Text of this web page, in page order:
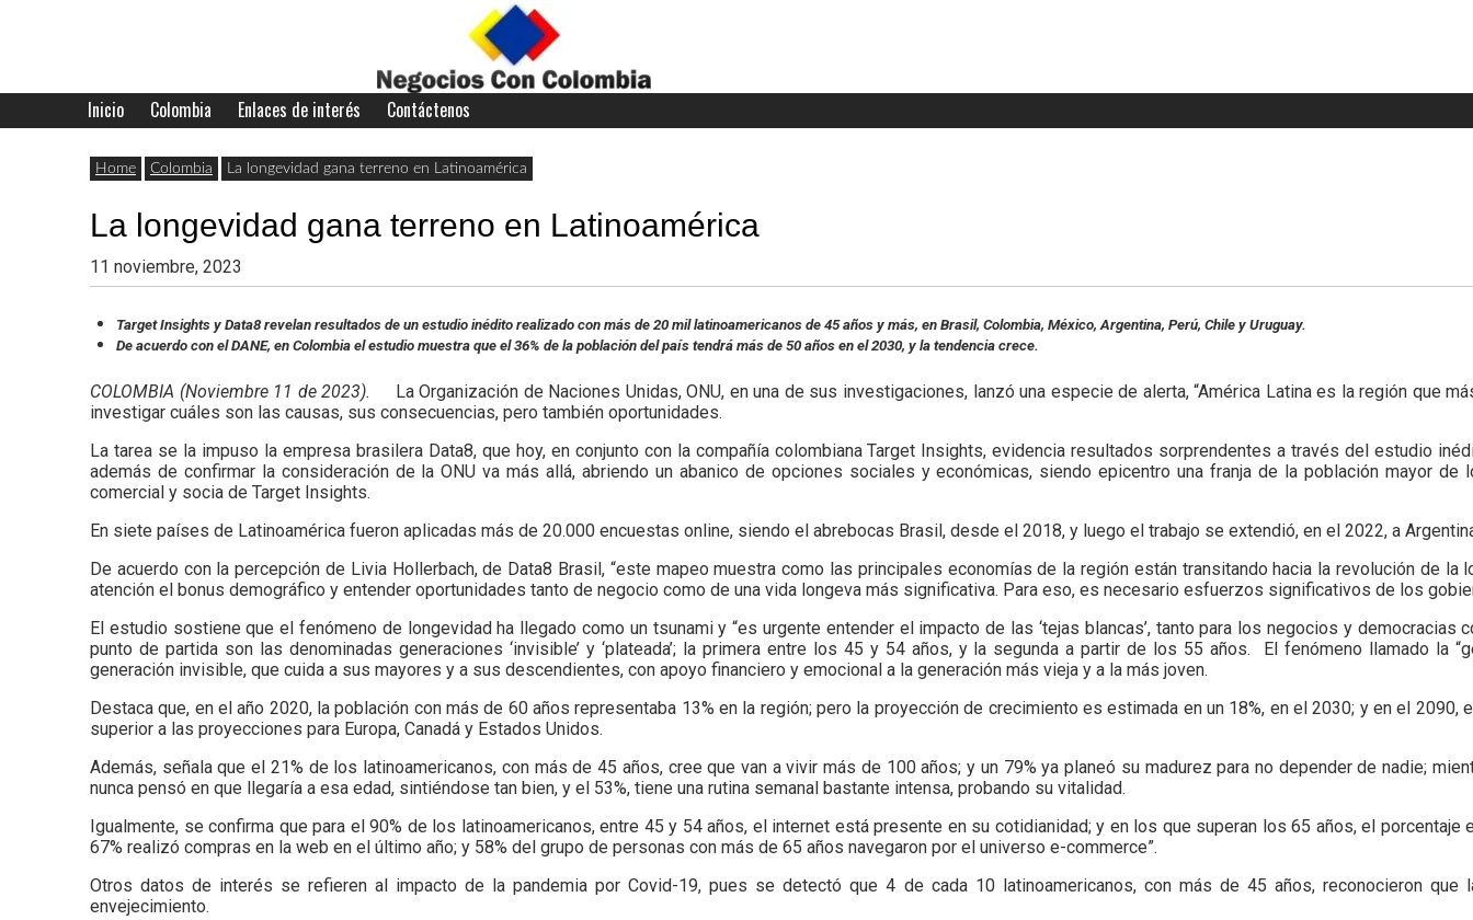
Negocios
con
Colombia
Últimas
noticias,
y
actualidad
de
negocios
con
Colombia.
Widget
Inicio Colombia Enlaces de interés Contáctenos
Home Colombia La longevidad gana terreno en Latinoamérica
La longevidad gana terreno en Latinoamérica
11 noviembre, 2023
Target Insights y Data8 revelan resultados de un estudio inédito realizado con más de 20 mil latinoamericanos de 45 años y más, en Brasil, Colombia, México, Argentina, Perú, Chile y Uruguay.
De acuerdo con el DANE, en Colombia el estudio muestra que el 36% de la población del país tendrá más de 50 años en el 2030, y la tendencia crece.
COLOMBIA (Noviembre 11 de 2023). La Organización de Naciones Unidas, ONU, en una de sus investigaciones, lanzó una especie de alerta, “América Latina es la región que
investigar cuáles son las causas, sus consecuencias, pero también oportunidades.
La tarea se la impuso la empresa brasilera Data8, que hoy, en conjunto con la compañía colombiana Target Insights, evidencia resultados sorprendentes a través del estudio
además de confirmar la consideración de la ONU va más allá, abriendo un abanico de opciones sociales y económicas, siendo epicentro una franja de la población mayor de
comercial y socia de Target Insights.
En siete países de Latinoamérica fueron aplicadas más de 20.000 encuestas online, siendo el abrebocas Brasil, desde el 2018, y luego el trabajo se extendió, en el 2022, a
De acuerdo con la percepción de Livia Hollerbach, de Data8 Brasil, “este mapeo muestra como las principales economías de la región están transitando hacia la revolución de la
atención el bonus demográfico y entender oportunidades tanto de negocio como de una vida longeva más significativa. Para eso, es necesario esfuerzos significativos de los
El estudio sostiene que el fenómeno de longevidad ha llegado como un tsunami y “es urgente entender el impacto de las ‘tejas blancas’, tanto para los negocios y democracias
punto de partida son las denominadas generaciones ‘invisible’ y ‘plateada’; la primera entre los 45 y 54 años, y la segunda a partir de los 55 años. El fenómeno llamado la
generación invisible, que cuida a sus mayores y a sus descendientes, con apoyo financiero y emocional a la generación más vieja y a la más joven.
Destaca que, en el año 2020, la población con más de 60 años representaba 13% en la región; pero la proyección de crecimiento es estimada en un 18%, en el 2030; y en el 2090,
superior a las proyecciones para Europa, Canadá y Estados Unidos.
Además, señala que el 21% de los latinoamericanos, con más de 45 años, cree que van a vivir más de 100 años; y un 79% ya planeó su madurez para no depender de nadie;
nunca pensó en que llegaría a esa edad, sintiéndose tan bien, y el 53%, tiene una rutina semanal bastante intensa, probando su vitalidad.
Igualmente, se confirma que para el 90% de los latinoamericanos, entre 45 y 54 años, el internet está presente en su cotidianidad; y en los que superan los 65 años, el porcentaje
67% realizó compras en la web en el último año; y 58% del grupo de personas con más de 65 años navegaron por el universo e-commerce”.
Otros datos de interés se refieren al impacto de la pandemia por Covid-19, pues se detectó que 4 de cada 10 latinoamericanos, con más de 45 años, reconocieron que
envejecimiento.